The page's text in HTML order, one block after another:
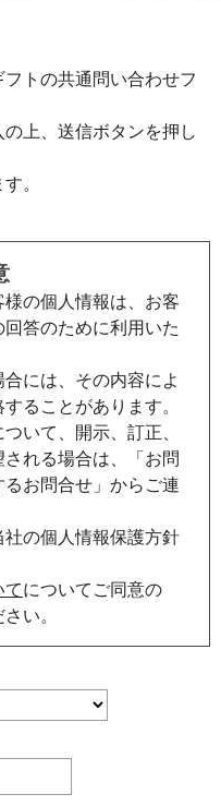
トの共通問い合わせフ
上、送信ボタンを押し
。
の個人情報は、お客
答のために利用いた
には、その内容によ
ることがあります。
いて、開示、訂正、
れる場合は、「お問
お問合せ」からご連
の個人情報保護方針
てについてご同意の
い。